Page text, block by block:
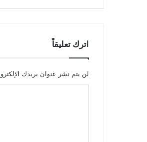
اترك تعليقاً
لن يتم نشر عنوان بريدك